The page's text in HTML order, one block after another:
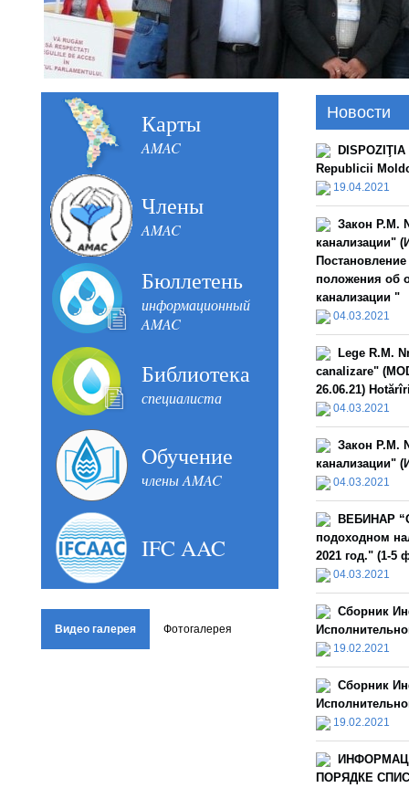
Карты
AMAC
Члены
AMAC
Бюллетень
информационный
AMAC
Библиотека
специалиста
Oбучение
члены AMAC
IFC AAC
Видео галерея Фотогалерея
Новости
Republicii
19.04.2021
Закон Р.М.
канализации"
положения об
канализации "
04.03.2021
Lege R.M.
canalizare"
26.06.21)
04.03.2021
Закон Р.М.
канализации"
04.03.2021
ВЕБИНАР
подоходном
2021 год." (1-5
04.03.2021
Сборник
19.02.2021
Сборник
19.02.2021
ПОРЯДКЕ